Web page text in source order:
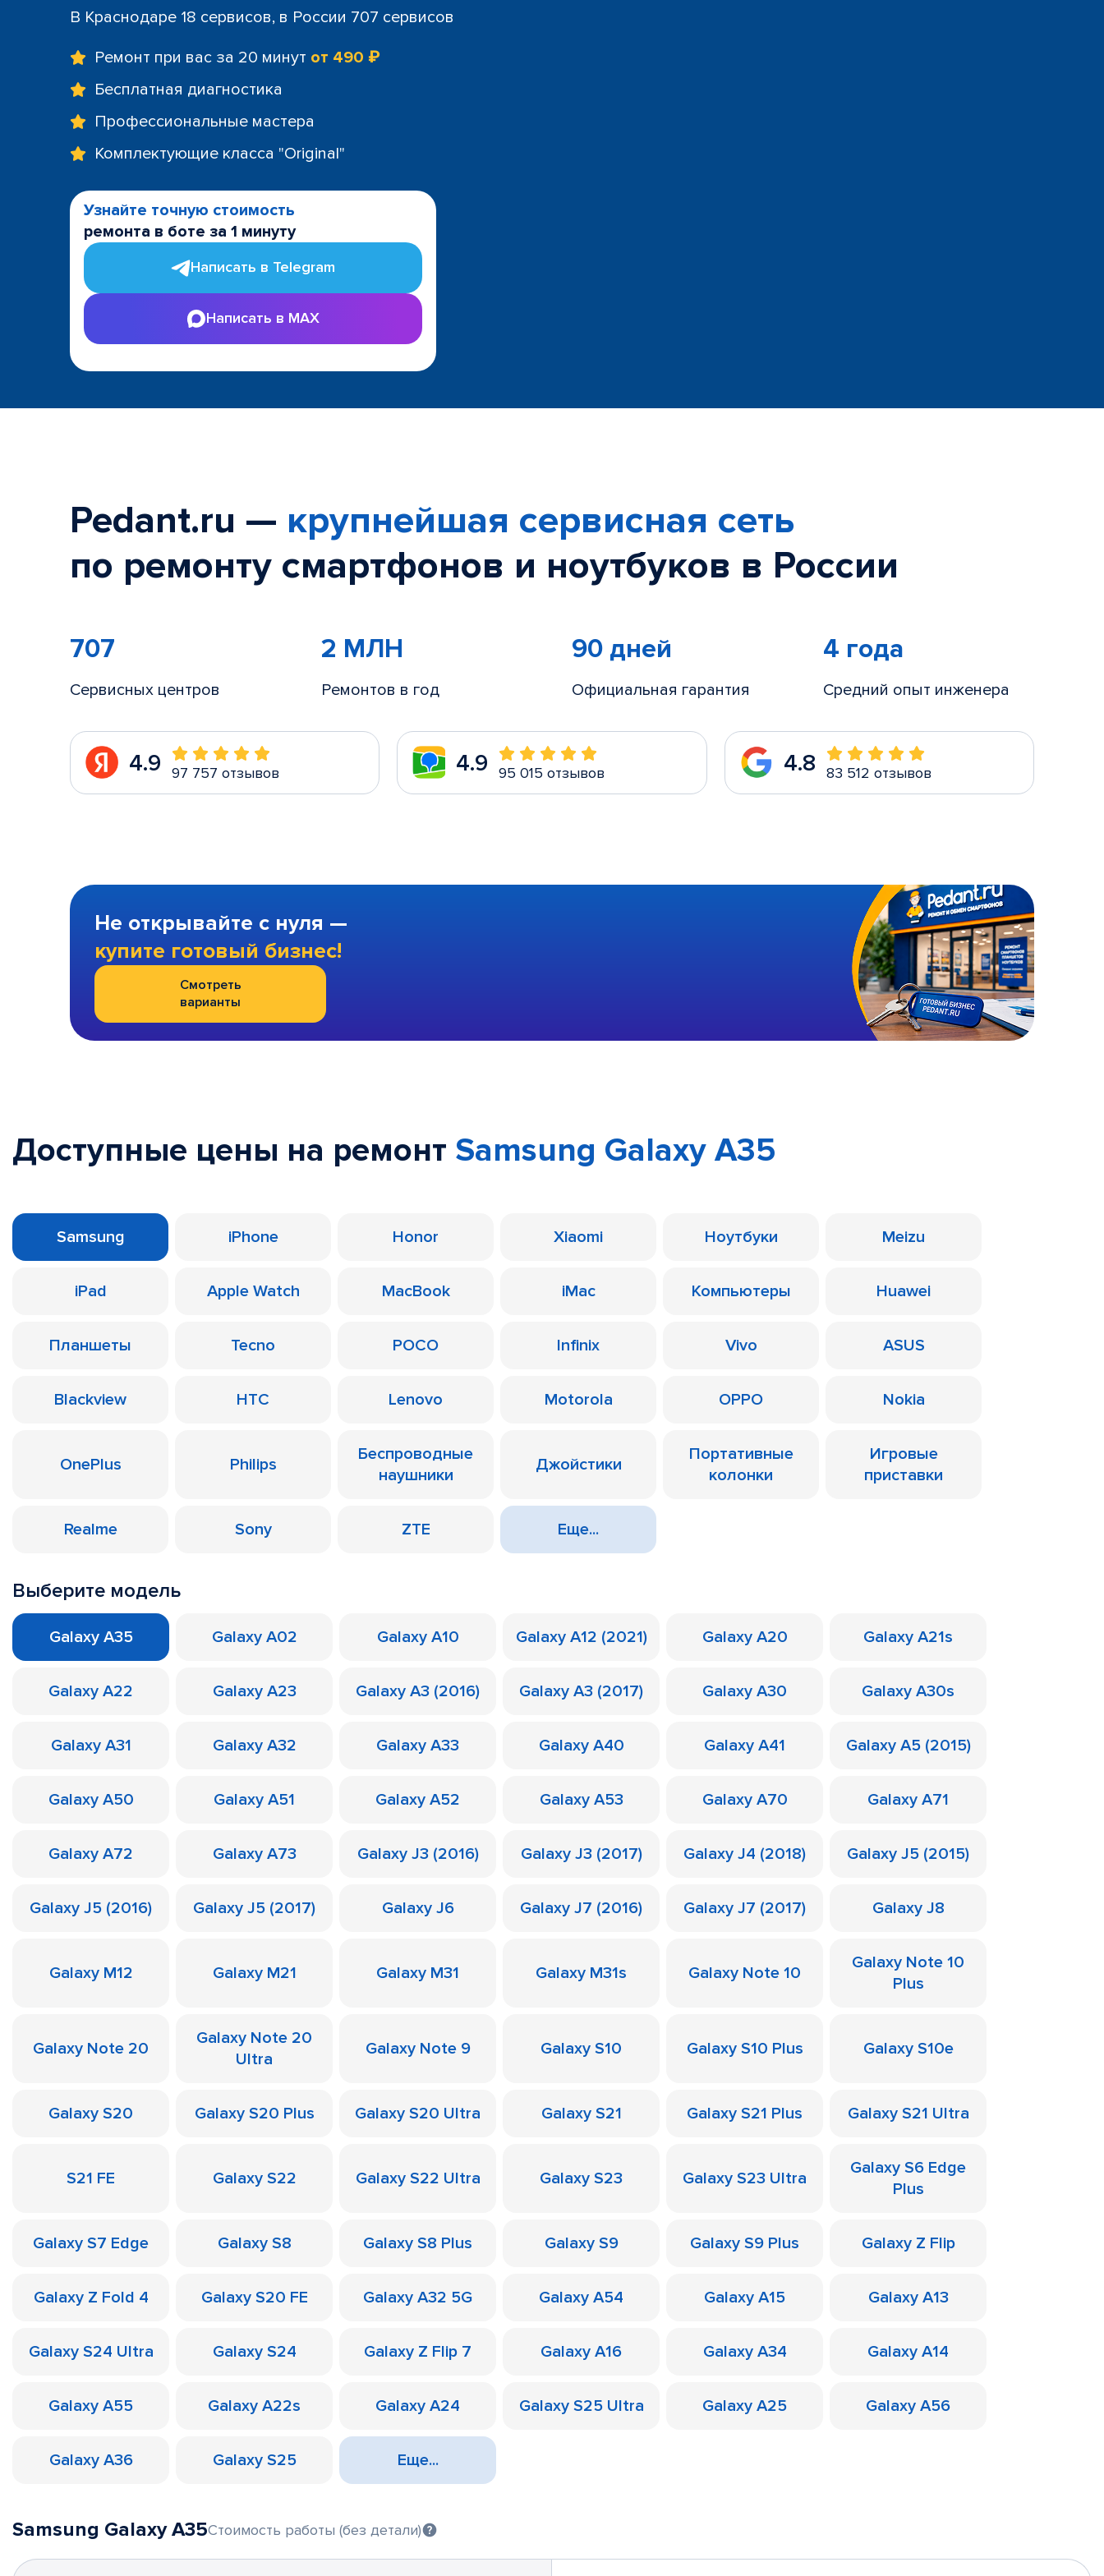
В Краснодаре 18 сервисов, в России 707 сервисов
Ремонт при вас за 20 минут от 490 ₽
Бесплатная диагностика
Профессиональные мастера
Комплектующие класса "Original"
Узнайте точную стоимость
ремонта в боте за 1 минуту
Написать в Telegram
Написать в MAX
Pedant.ru — крупнейшая сервисная сеть
по ремонту смартфонов и ноутбуков в России
707
Сервисных центров
2 МЛН
Ремонтов в год
90 дней
Официальная гарантия
4 года
Средний опыт инженера
4.9 97 757 отзывов 4.9 95 015 отзывов 4.8 83 512 отзывов
Не открывайте с нуля —
купите готовый бизнес!
Смотреть
варианты
Доступные цены на ремонт Samsung Galaxy A35
Samsung iPhone Honor Xiaomi Ноутбуки Meizu
iPad Apple Watch MacBook iMac Компьютеры Huawei
Планшеты Tecno POCO Infinix Vivo ASUS
Blackview HTC Lenovo Motorola OPPO Nokia
OnePlus Philips
Беспроводные
наушники
Джойстики
Портативные
колонки
Игровые
приставки
Realme Sony ZTE Еще...
Выберите модель
Galaxy A35 Galaxy A02 Galaxy A10 Galaxy A12 (2021) Galaxy A20 Galaxy A21s
Galaxy A22 Galaxy A23 Galaxy A3 (2016) Galaxy A3 (2017) Galaxy A30 Galaxy A30s
Galaxy A31 Galaxy A32 Galaxy A33 Galaxy A40 Galaxy A41 Galaxy A5 (2015)
Galaxy A50 Galaxy A51 Galaxy A52 Galaxy A53 Galaxy A70 Galaxy A71
Galaxy A72 Galaxy A73 Galaxy J3 (2016) Galaxy J3 (2017) Galaxy J4 (2018) Galaxy J5 (2015)
Galaxy J5 (2016) Galaxy J5 (2017) Galaxy J6 Galaxy J7 (2016) Galaxy J7 (2017) Galaxy J8
Galaxy M12 Galaxy M21 Galaxy M31 Galaxy M31s Galaxy Note 10
Galaxy Note 10
Plus
Galaxy Note 20
Galaxy Note 20
Ultra
Galaxy Note 9 Galaxy S10 Galaxy S10 Plus Galaxy S10e
Galaxy S20 Galaxy S20 Plus Galaxy S20 Ultra Galaxy S21 Galaxy S21 Plus Galaxy S21 Ultra
S21 FE Galaxy S22 Galaxy S22 Ultra Galaxy S23 Galaxy S23 Ultra
Galaxy S6 Edge
Plus
Galaxy S7 Edge Galaxy S8 Galaxy S8 Plus Galaxy S9 Galaxy S9 Plus Galaxy Z Flip
Galaxy Z Fold 4 Galaxy S20 FE Galaxy A32 5G Galaxy A54 Galaxy A15 Galaxy A13
Galaxy S24 Ultra Galaxy S24 Galaxy Z Flip 7 Galaxy A16 Galaxy A34 Galaxy A14
Galaxy A55 Galaxy A22s Galaxy A24 Galaxy S25 Ultra Galaxy A25 Galaxy A56
Galaxy A36 Galaxy S25 Еще...
Samsung Galaxy A35Стоимость работы (без детали)